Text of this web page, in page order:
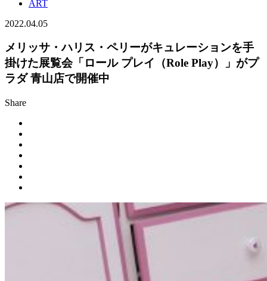
ART
2022.04.05
メリッサ・ハリス・ペリーがキュレーションを手
掛けた展覧会「ロール プレイ（Role Play）」がプ
ラダ 青山店で開催中
Share